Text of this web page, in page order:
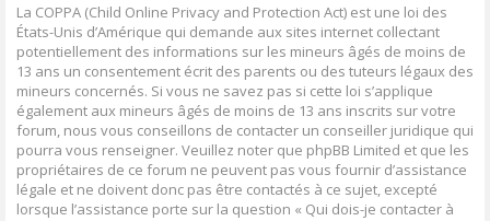
La COPPA (Child Online Privacy and Protection Act) est une loi des
États-Unis d’Amérique qui demande aux sites internet collectant
potentiellement des informations sur les mineurs âgés de moins de
13 ans un consentement écrit des parents ou des tuteurs légaux des
mineurs concernés. Si vous ne savez pas si cette loi s’applique
également aux mineurs âgés de moins de 13 ans inscrits sur votre
forum, nous vous conseillons de contacter un conseiller juridique qui
pourra vous renseigner. Veuillez noter que phpBB Limited et que les
propriétaires de ce forum ne peuvent pas vous fournir d’assistance
légale et ne doivent donc pas être contactés à ce sujet, excepté
lorsque l’assistance porte sur la question « Qui dois-je contacter à